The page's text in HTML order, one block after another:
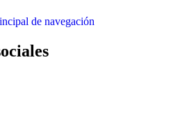
de navegación